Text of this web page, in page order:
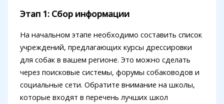
Этап 1: Сбор информации
На начальном этапе необходимо составить список
учреждений, предлагающих курсы дрессировки
для собак в вашем регионе. Это можно сделать
через поисковые системы, форумы собаководов и
социальные сети. Обратите внимание на школы,
которые входят в перечень лучших школ